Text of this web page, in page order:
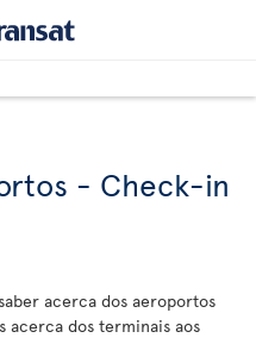
- Check-in
acerca dos aeroportos
acerca dos terminais aos